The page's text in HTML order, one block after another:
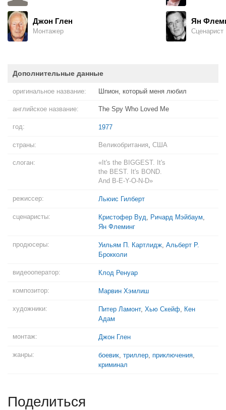
Джон Глен
Монтажер
Ян
Сценарист
Дополнительные данные
оригинальное название: Шпион, который меня любил
английское название: The Spy Who Loved Me
год: 1977
страны: Великобритания, США
слоган:
«It's the BIGGEST. It's
the BEST. It's BOND.
And B-E-Y-O-N-D»
режиссер: Льюис Гилберт
сценаристы: Кристофер Вуд, Ричард Мэйбаум,
Ян Флеминг
продюсеры: Уильям П. Картлидж, Альберт Р.
Брокколи
видеооператор: Клод Ренуар
композитор: Марвин Хэмлиш
художники: Питер Ламонт, Хью Скейф, Кен
Адам
монтаж: Джон Глен
жанры: боевик, триллер, приключения,
криминал
Поделиться